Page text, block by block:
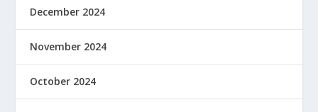
December 2024
November 2024
October 2024